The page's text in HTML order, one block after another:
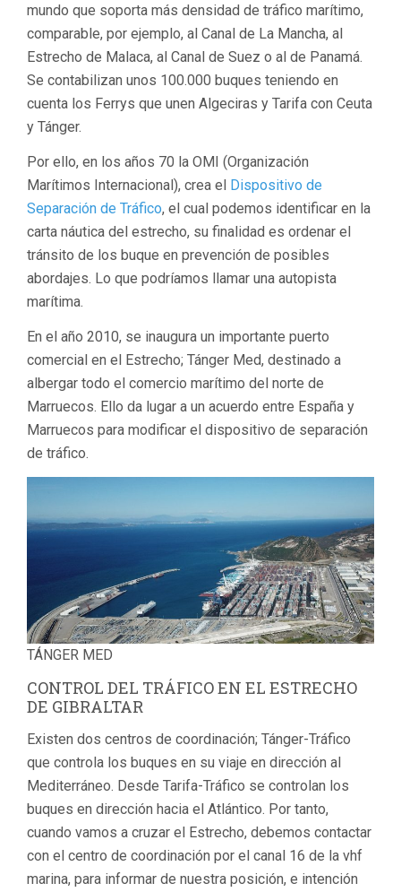
mundo que soporta más densidad de tráfico marítimo,
comparable, por ejemplo, al Canal de La Mancha, al
Estrecho de Malaca, al Canal de Suez o al de Panamá.
Se contabilizan unos 100.000 buques teniendo en
cuenta los Ferrys que unen Algeciras y Tarifa con Ceuta
y Tánger.
Por ello, en los años 70 la OMI (Organización
Marítimos Internacional), crea el Dispositivo de
Separación de Tráfico, el cual podemos identificar en la
carta náutica del estrecho, su finalidad es ordenar el
tránsito de los buque en prevención de posibles
abordajes. Lo que podríamos llamar una autopista
marítima.
En el año 2010, se inaugura un importante puerto
comercial en el Estrecho; Tánger Med, destinado a
albergar todo el comercio marítimo del norte de
Marruecos. Ello da lugar a un acuerdo entre España y
Marruecos para modificar el dispositivo de separación
de tráfico.
TÁNGER MED
CONTROL DEL TRÁFICO EN EL ESTRECHO
DE GIBRALTAR
Existen dos centros de coordinación; Tánger-Tráfico
que controla los buques en su viaje en dirección al
Mediterráneo. Desde Tarifa-Tráfico se controlan los
buques en dirección hacia el Atlántico. Por tanto,
cuando vamos a cruzar el Estrecho, debemos contactar
con el centro de coordinación por el canal 16 de la vhf
marina, para informar de nuestra posición, e intención